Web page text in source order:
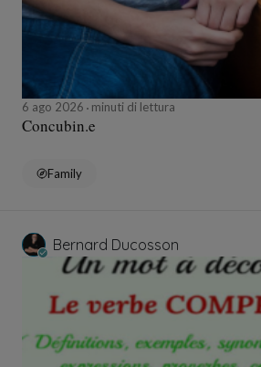
6 ago 2026 minuti di lettura
Concubin.e
Family
Bernard Ducosson